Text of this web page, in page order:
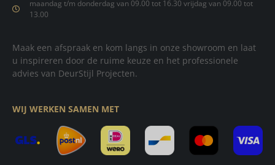
maandag t/m donderdag van 09.00 tot 16.30 vrijdag van 09.00 tot
13.00
Maak een afspraak en kom langs in onze showroom en laat
u inspireren door de ruime keuze en het professionele
advies van DeurStijl Projecten.
WIJ WERKEN SAMEN MET